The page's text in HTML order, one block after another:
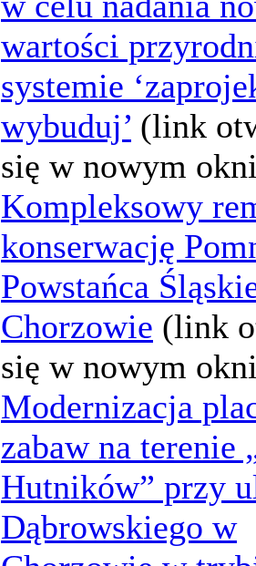
wartości
systemie
wybuduj’ (link
się w nowym
Kompleksowy
konserwację
Powstańca
Chorzowie (link
się w nowym
Modernizacja
zabaw na terenie
Hutników” przy
Dąbrowskiego w